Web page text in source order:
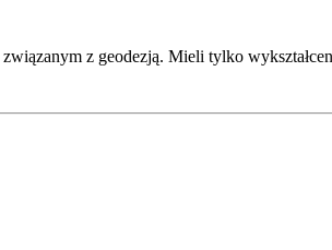
z geodezją. Mieli tylko